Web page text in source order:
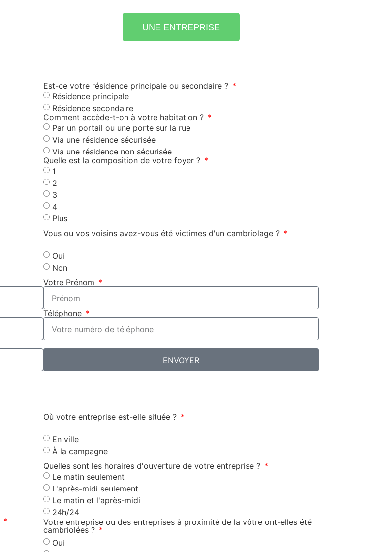
UNE ENTREPRISE
Est-ce votre résidence principale ou secondaire ?
Résidence principale
Résidence secondaire
Comment accède-t-on à votre habitation ?
Par un portail ou une porte sur la rue
Via une résidence sécurisée
Via une résidence non sécurisée
Quelle est la composition de votre foyer ?
1
2
3
4
Plus
Vous ou vos voisins avez-vous été victimes d'un cambriolage ?
Oui
Non
Votre Prénom
Téléphone
ENVOYER
Où votre entreprise est-elle située ?
En ville
À la campagne
Quelles sont les horaires d'ouverture de votre entreprise ?
Le matin seulement
L'après-midi seulement
Le matin et l'après-midi
24h/24
Votre entreprise ou des entreprises à proximité de la vôtre ont-elles été
cambriolées ?
Oui